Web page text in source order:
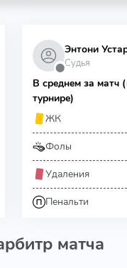
⬤
Энтони
Судья
В среднем за матч
турнире)
ЖК
Фолы
Удаления
Пенальти
матча